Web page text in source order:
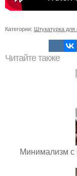
Категории: Штукатурка для
Читайте также
Минимализм с